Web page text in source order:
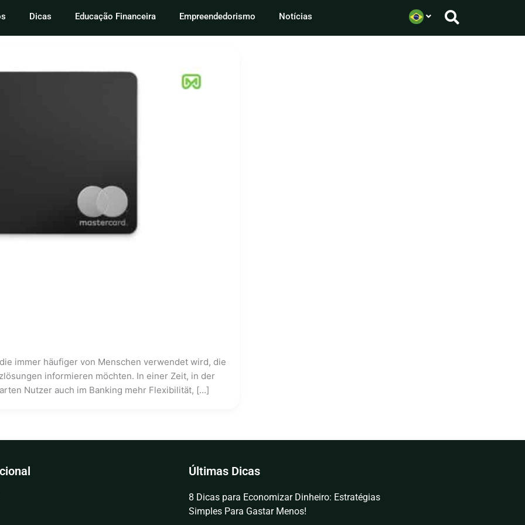
Dicas Educação Financeira Empreendedorismo Notícias
immer häufiger von Menschen verwendet wird, die
informieren möchten. In einer Zeit, in der
Nutzer auch im Banking mehr Flexibilität, […]
Últimas Dicas
8 Dicas para Economizar Dinheiro: Estratégias
Simples Para Gastar Menos!